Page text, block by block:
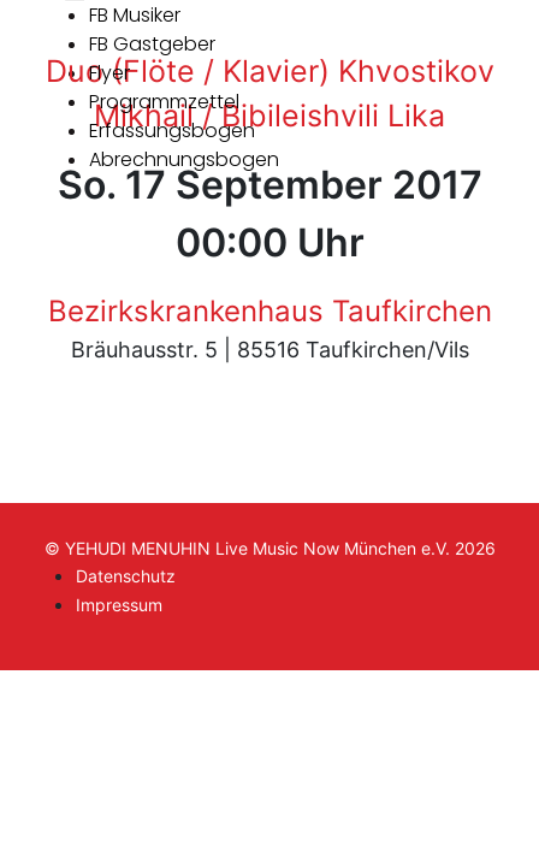
FB Musiker
FB Gastgeber
Flyer
Programmzettel
Erfassungsbogen
Abrechnungsbogen
Duo (Flöte / Klavier) Khvostikov
Mikhail / Bibileishvili Lika
So. 17 September 2017
00:00 Uhr
Bezirkskrankenhaus Taufkirchen
Bräuhausstr. 5 | 85516 Taufkirchen/Vils
© YEHUDI MENUHIN Live Music Now München e.V. 2026
Datenschutz
Impressum